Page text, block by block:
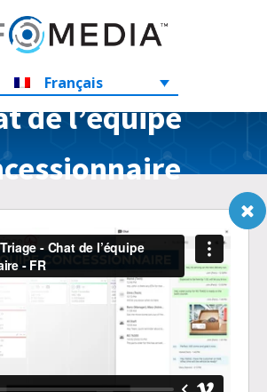
Français
de l’équipe